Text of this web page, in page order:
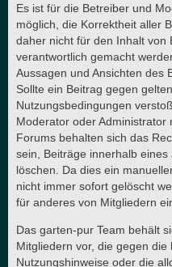
Es ist für die Betreiber und
möglich, die Korrektheit aller
daher nicht für den Inhalt von
verantwortlich gemacht
Aussagen und Ansichten des
Sollte ein Beitrag gegen
Nutzungsbedingungen
Moderator oder
Forums behalten sich das
sein, Beiträge innerhalb
löschen. Da dies ein
nicht immer sofort gelöscht
für anderes von Mitgliedern
Das garten-pur Team behält
Mitgliedern vor, die gegen die
Nutzungshinweise oder die